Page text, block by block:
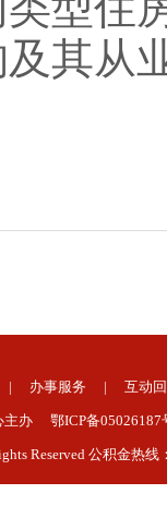
其从
| 办事服务 | 互动
主办 鄂ICP备
Reserved 公积金热